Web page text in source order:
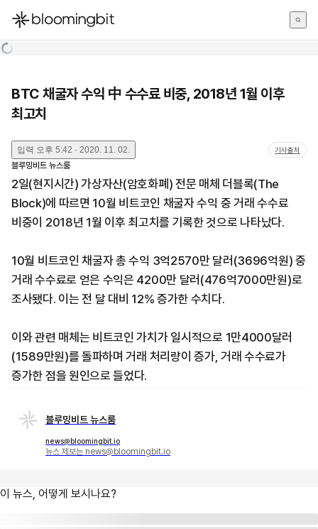
한국어
BTC 채굴자 수익 中 수수료 비중, 2018년 1월 이후
최고치
입력 오후 5:42 · 2020. 11. 02. 기사출처
블루밍비트 뉴스룸
2일(현지시간) 가상자산(암호화폐) 전문 매체 더블록(The
Block)에 따르면 10월 비트코인 채굴자 수익 중 거래 수수료
비중이 2018년 1월 이후 최고치를 기록한 것으로 나타났다.
10월 비트코인 채굴자 총 수익 3억2570만 달러(3696억원) 중
거래 수수료로 얻은 수익은 4200만 달러(476억7000만원)로
조사됐다. 이는 전 달 대비 12% 증가한 수치다.
이와 관련 매체는 비트코인 가치가 일시적으로 1만4000달러
(1589만원)를 돌파하며 거래 처리량이 증가, 거래 수수료가
증가한 점을 원인으로 들었다.
블루밍비트 뉴스룸
news@bloomingbit.io
뉴스 제보는 news@bloomingbit.io
이 뉴스, 어떻게 보시나요?